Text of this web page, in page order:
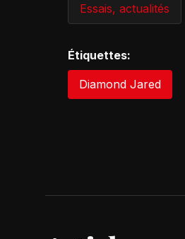
Essais, actualités
Étiquettes:
Diamond Jared